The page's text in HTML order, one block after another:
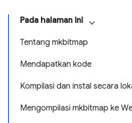
Pada halaman ini
Tentang mkbitmap
Mendapatkan kode
Kompilasi dan instal secara
Mengompilasi mkbitmap ke